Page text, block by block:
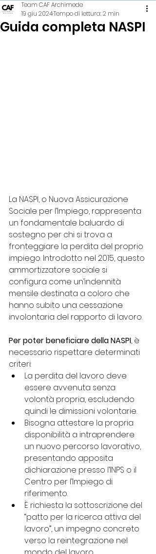
Guida completa NASPI
Team CAF Archimede
19 giu 2024Tempo di lettura: 2 min
La NASPI, o Nuova Assicurazione
Sociale per l’Impiego, rappresenta
un fondamentale baluardo di
sostegno per chi si trova a
fronteggiare la perdita del proprio
impiego. Introdotto nel 2015, questo
ammortizzatore sociale si
configura come un’indennità
mensile destinata a coloro che
hanno subito una cessazione
involontaria del rapporto di lavoro.
Per poter beneficiare della NASPI, è
necessario rispettare determinati
criteri:
La perdita del lavoro deve
essere avvenuta senza
volontà propria, escludendo
quindi le dimissioni volontarie.
Bisogna attestare la propria
disponibilità a intraprendere
un nuovo percorso lavorativo,
presentando apposita
dichiarazione presso l’INPS o il
Centro per l’Impiego di
riferimento.
È richiesta la sottoscrizione del
“patto per la ricerca attiva del
lavoro”, un impegno concreto
verso la reintegrazione nel